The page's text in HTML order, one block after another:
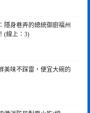
隱身巷弄的總統御廚福州
(線上：3)
美味不踩雷，便宜大碗的